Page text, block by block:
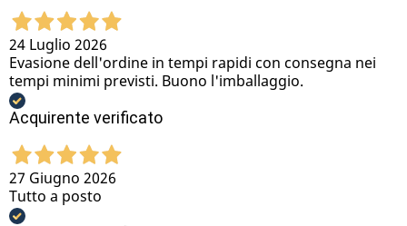
24 Luglio 2026
Evasione dell'ordine in tempi rapidi con consegna nei
tempi minimi previsti. Buono l'imballaggio.
Acquirente verificato
27 Giugno 2026
Tutto a posto